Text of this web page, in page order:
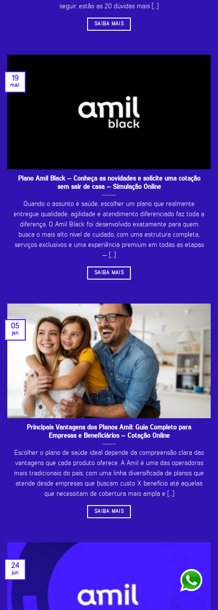
seguir, estão as 20 dúvidas mais [...]
SAIBA MAIS
Plano Amil Black – Conheça as novidades e solicite uma cotação
sem sair de casa – Simulação Online
Quando o assunto é saúde, escolher um plano que realmente
entregue qualidade, agilidade e atendimento diferenciado faz toda a
diferença. O Amil Black foi desenvolvido exatamente para quem
busca o mais alto nível de cuidado, com uma estrutura completa,
serviços exclusivos e uma experiência premium em todas as etapas
— [...]
SAIBA MAIS
19
mar
Principais Vantagens dos Planos Amil: Guia Completo para
Empresas e Beneficiários – Cotação Online
Escolher o plano de saúde ideal depende da compreensão clara das
vantagens que cada produto oferece. A Amil é uma das operadoras
mais tradicionais do país, com uma linha diversificada de planos que
atende desde empresas que buscam custo X benefício até aquelas
que necessitam de cobertura mais ampla e [...]
SAIBA MAIS
05
jan
24
jun